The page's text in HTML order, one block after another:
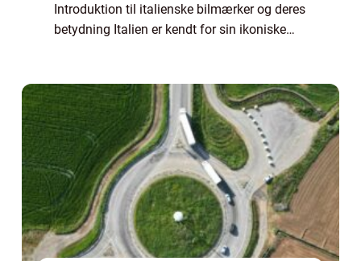
Introduktion til italienske bilmærker og deres
betydning Italien er kendt for sin ikoniske